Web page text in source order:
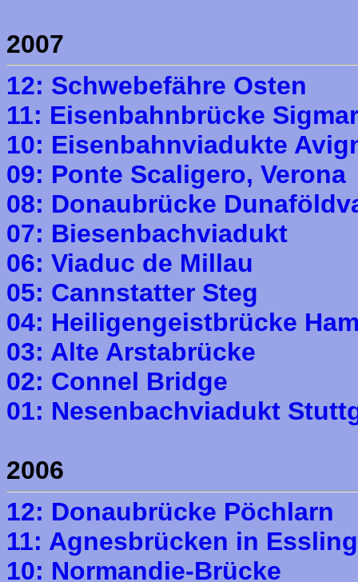
2007
12: Schwebefähre Osten
11: Eisenbahnbrücke
10: Eisenbahnviadukte
09: Ponte Scaligero, Verona
08: Donaubrücke
07: Biesenbachviadukt
06: Viaduc de Millau
05: Cannstatter Steg
04: Heiligengeistbrücke
03: Alte Arstabrücke
02: Connel Bridge
01: Nesenbachviadukt
2006
12: Donaubrücke Pöchlarn
11: Agnesbrücken in
10: Normandie-Brücke